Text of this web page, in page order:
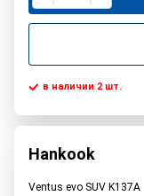
в наличии 2 шт.
Hankook
Ventus evo SUV K137A